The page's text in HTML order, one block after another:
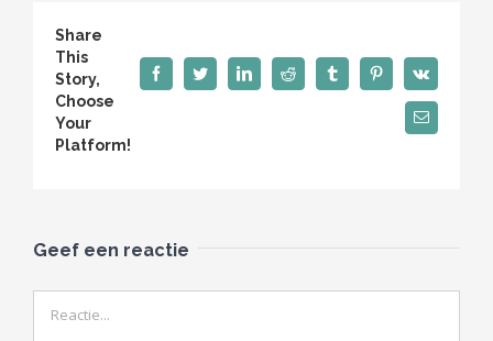
Share
This
Story,
Choose
Your
Platform!
FacebookTwitterLinkedInReddit Tumblr PinterestVk
E-
mail
Geef een reactie